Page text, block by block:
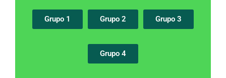
Grupo 1 Grupo 2 Grupo 3
Grupo 4